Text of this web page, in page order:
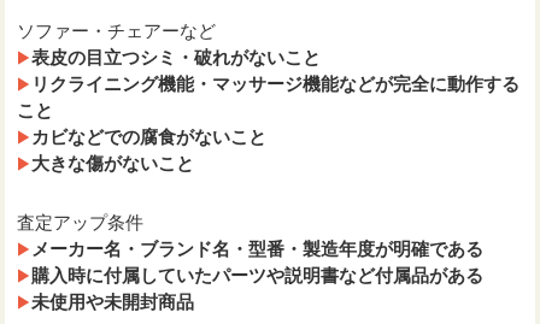
ソファー・チェアーなど
表皮の目立つシミ・破れがないこと
リクライニング機能・マッサージ機能などが完全に動作する
こと
カビなどでの腐食がないこと
大きな傷がないこと
査定アップ条件
メーカー名・ブランド名・型番・製造年度が明確である
購入時に付属していたパーツや説明書など付属品がある
未使用や未開封商品